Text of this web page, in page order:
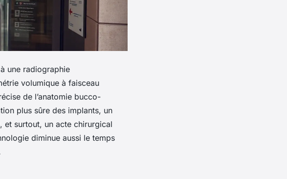
une radiographie
volumique à faisceau
de l’anatomie bucco-
plus sûre des implants, un
surtout, un acte chirurgical
diminue aussi le temps